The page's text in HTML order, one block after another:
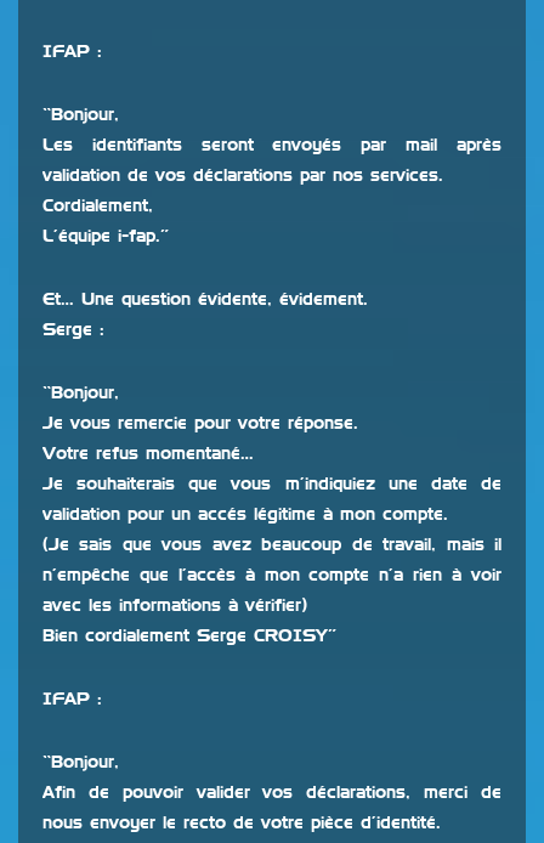
IFAP :
“Bonjour,
Les identifiants seront envoyés par mail après
validation de vos déclarations par nos services.
Cordialement,
L’équipe i-fap.”
Et… Une question évidente, évidement.
Serge :
“Bonjour,
Je vous remercie pour votre réponse.
Votre refus momentané…
Je souhaiterais que vous m’indiquiez une date de
validation pour un accés légitime à mon compte.
(Je sais que vous avez beaucoup de travail, mais il
n’empêche que l’accès à mon compte n’a rien à voir
avec les informations à vérifier)
Bien cordialement Serge CROISY”
IFAP :
“Bonjour,
Afin de pouvoir valider vos déclarations, merci de
nous envoyer le recto de votre pièce d’identité.